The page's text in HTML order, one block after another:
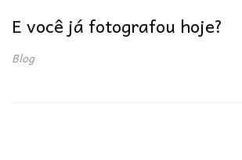
E você já fotografou hoje?
Blog